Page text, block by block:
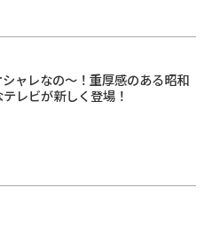
ャレなの〜！重厚感のある昭和
テレビが新しく登場！